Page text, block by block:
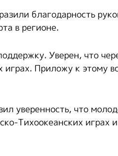
благодарность
в регионе.
Уверен, что
Приложу к этому
уверенность, что
Тихоокеанских играх